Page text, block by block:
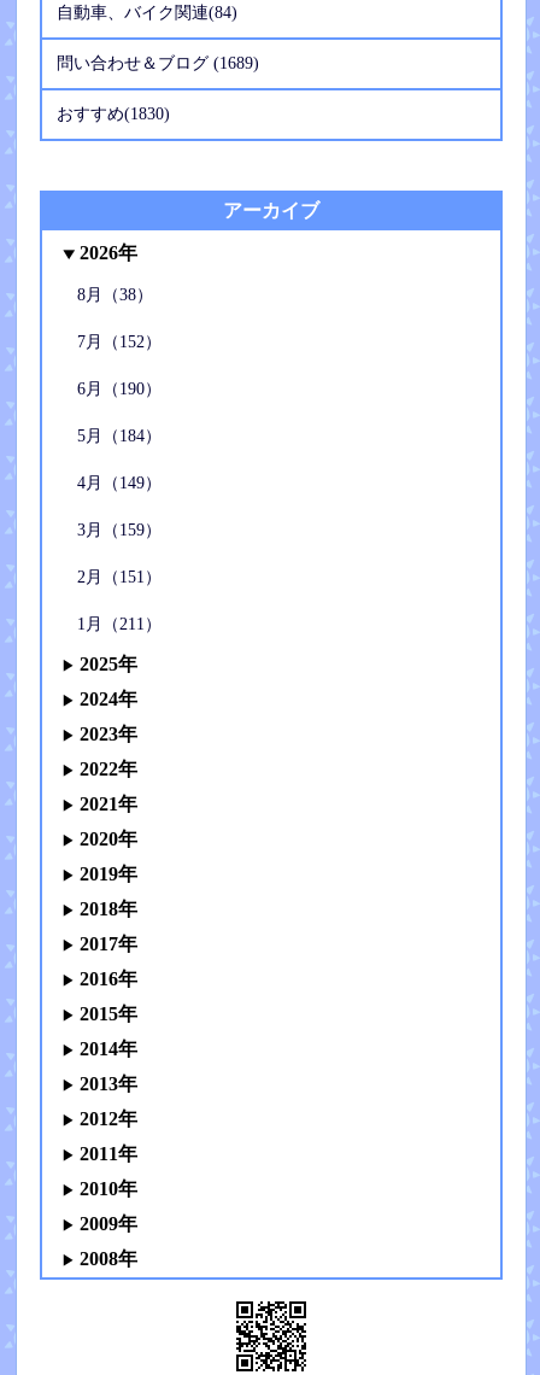
自動車、バイク関連(84)
問い合わせ＆ブログ (1689)
おすすめ(1830)
アーカイブ
2026年
8月（38）
7月（152）
6月（190）
5月（184）
4月（149）
3月（159）
2月（151）
1月（211）
2025年
2024年
2023年
2022年
2021年
2020年
2019年
2018年
2017年
2016年
2015年
2014年
2013年
2012年
2011年
2010年
2009年
2008年